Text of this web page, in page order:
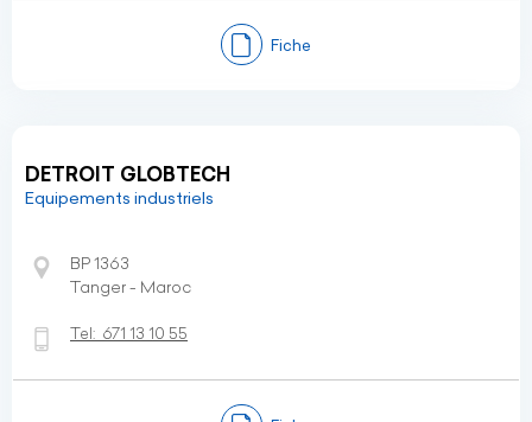
Fiche
DETROIT GLOBTECH
Equipements industriels
BP 1363
Tanger - Maroc
Tel: 671 13 10 55